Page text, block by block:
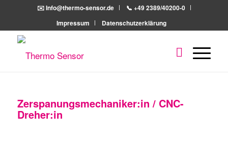
✉️ Info@thermo-sensor.de
📞 +49 2389/40200-0
Impressum
Datenschutzerklärung
Zerspanungsmechaniker:in / CNC-
Dreher:in